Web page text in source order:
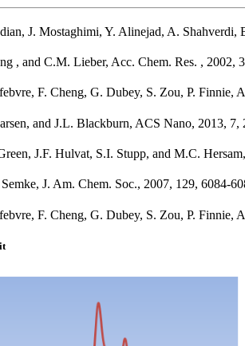
J. Mostaghimi, Y. Alinejad, A. Shahverdi,
, and C.M. Lieber, Acc. Chem. Res. , 2002,
F. Cheng, G. Dubey, S. Zou, P. Finnie,
and J.L. Blackburn, ACS Nano, 2013, 7,
J.F. Hulvat, S.I. Stupp, and M.C.
J. Am. Chem. Soc., 2007, 129, 6084-
F. Cheng, G. Dubey, S. Zou, P. Finnie,